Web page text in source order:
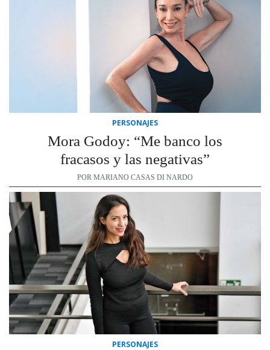
PERSONAJES
Mora Godoy: “Me banco los
fracasos y las negativas”
POR MARIANO CASAS DI NARDO
PERSONAJES